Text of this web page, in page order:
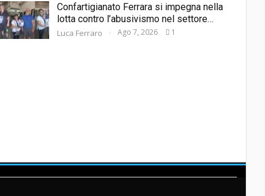
Confartigianato Ferrara si impegna nella
lotta contro l’abusivismo nel settore…
Luca Ferraro Ago 7, 2026 1